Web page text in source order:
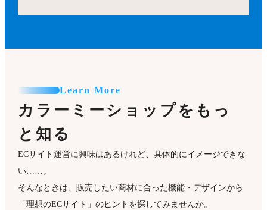
Learn More
カラーミーショップをもっ
と知る
ECサイト運営に興味はあるけれど、具体的にイメージできな
い……。
そんなときは、販売したい商材に合った機能・デザインから
「理想のECサイト」のヒントを探してみませんか。